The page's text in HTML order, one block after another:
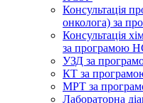
Консультація
онколога) за
Консультація
за програмою
УЗД за
КТ за
МРТ за
Лабораторна